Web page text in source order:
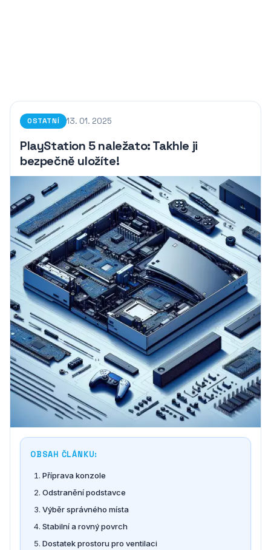
OSTATNÍ 13. 01. 2025
PlayStation 5 naležato: Takhle ji
bezpečně uložíte!
OBSAH ČLÁNKU:
Příprava konzole
Odstranění podstavce
Výběr správného místa
Stabilní a rovný povrch
Dostatek prostoru pro ventilaci